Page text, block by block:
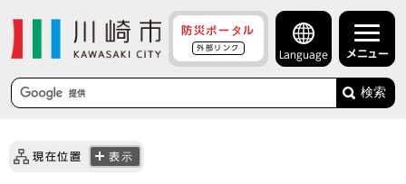
防災ポータル
外部リンク
Language メニュー
検索
現在位置 表示